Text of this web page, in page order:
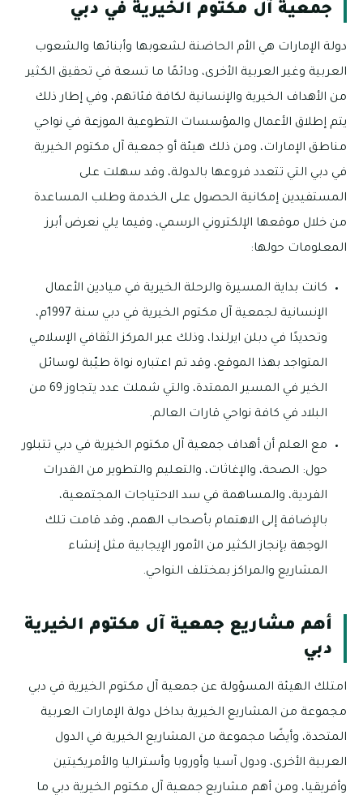
جمعية آل مكتوم الخيرية في دبي
دولة الإمارات هي الأم الحاضنة لشعوبها وأبنائها والشعوب
العربية وغير العربية الأخرى، ودائمًا ما تسعة في تحقيق الكثير
من الأهداف الخيرية والإنسانية لكافة فئاتهم، وفي إطار ذلك
يتم إطلاق الأعمال والمؤسسات التطوعية الموزعة في نواحي
مناطق الإمارات، ومن ذلك هيئة أو جمعية آل مكتوم الخيرية
في دبي التي تتعدد فروعها بالدولة، وقد سهلت على
المستفيدين إمكانية الحصول على الخدمة وطلب المساعدة
من خلال موقعها الإلكتروني الرسمي، وفيما يلي نعرض أبرز
المعلومات حولها:
كانت بداية المسيرة والرحلة الخيرية في ميادين الأعمال
الإنسانية لجمعية آل مكتوم الخيرية في دبي سنة 1997م،
وتحديدًا في دبلن ايرلندا، وذلك عبر المركز الثقافي الإسلامي
المتواجد بهذا الموقع، وقد تم اعتباره نواة طيّبة لوسائل
الخير في المسير الممتدة، والتي شملت عدد يتجاوز 69 من
البلاد في كافة نواحي قارات العالم.
مع العلم أن أهداف جمعية آل مكتوم الخيرية في دبي تتبلور
حول: الصحة، والإغاثات، والتعليم والتطوير من القدرات
الفردية، والمساهمة في سد الاحتياجات المجتمعية،
بالإضافة إلى الاهتمام بأصحاب الهمم، وقد قامت تلك
الوجهة بإنجاز الكثير من الأمور الإيجابية مثل إنشاء
المشاريع والمراكز بمختلف النواحي.
أهم مشاريع جمعية آل مكتوم الخيرية
دبي
امتلك الهيئة المسؤولة عن جمعية آل مكتوم الخيرية في دبي
مجموعة من المشاريع الخيرية بداخل دولة الإمارات العربية
المتحدة، وأيضًا مجموعة من المشاريع الخيرية في الدول
العربية الأخرى، ودول آسيا وأوروبا وأستراليا والأمريكيتين
وأفريقيا، ومن أهم مشاريع جمعية آل مكتوم الخيرية دبي ما